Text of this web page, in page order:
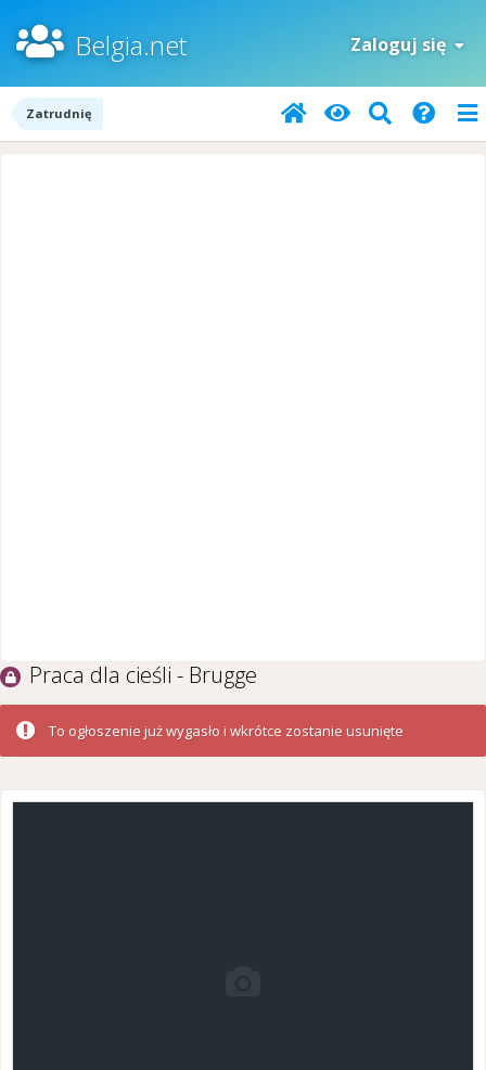
Belgia.net Zaloguj się
Zatrudnię
Praca dla cieśli - Brugge
To ogłoszenie już wygasło i wkrótce zostanie usunięte